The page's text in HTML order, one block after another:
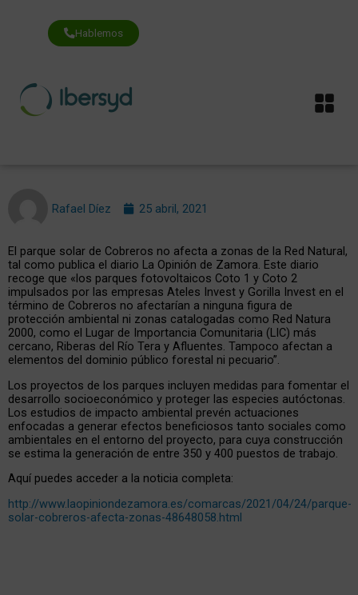
contenido
Hablemos
Rafael Díez 25 abril, 2021
El parque solar de Cobreros no afecta a zonas de la Red Natural,
tal como publica el diario La Opinión de Zamora. Este diario
recoge que «los parques fotovoltaicos Coto 1 y Coto 2
impulsados por las empresas Ateles Invest y Gorilla Invest en el
término de Cobreros no afectarían a ninguna figura de
protección ambiental ni zonas catalogadas como Red Natura
2000, como el Lugar de Importancia Comunitaria (LIC) más
cercano, Riberas del Río Tera y Afluentes. Tampoco afectan a
elementos del dominio público forestal ni pecuario”.
Los proyectos de los parques incluyen medidas para fomentar el
desarrollo socioeconómico y proteger las especies autóctonas.
Los estudios de impacto ambiental prevén actuaciones
enfocadas a generar efectos beneficiosos tanto sociales como
ambientales en el entorno del proyecto, para cuya construcción
se estima la generación de entre 350 y 400 puestos de trabajo.
Aquí puedes acceder a la noticia completa:
http://www.laopiniondezamora.es/comarcas/2021/04/24/parque-
solar-cobreros-afecta-zonas-48648058.html